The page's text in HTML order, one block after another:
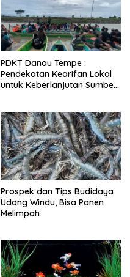
PDKT Danau Tempe :
Pendekatan Kearifan Lokal
untuk Keberlanjutan Sumber
Prospek dan Tips Budidaya
Udang Windu, Bisa Panen
Melimpah